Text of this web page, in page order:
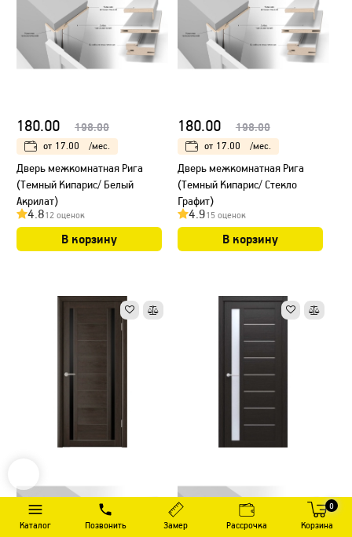
Каталог Позвонить Замер Рассрочка
0
Корзина
180.00 198.00
от 17.00 /мес.
Дверь межкомнатная Рига
(Темный Кипарис/ Белый
Акрилат)
4.812 оценок
В корзину
180.00 198.00
от 17.00 /мес.
Дверь межкомнатная Рига
(Темный Кипарис/ Стекло
Графит)
4.915 оценок
В корзину